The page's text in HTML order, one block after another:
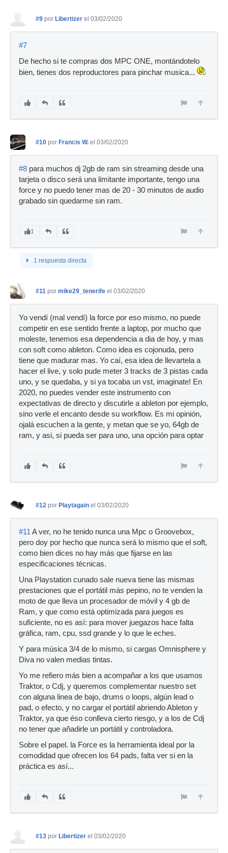
#9 por Libertizer el 03/02/2020
#7
De hecho si te compras dos MPC ONE, montándotelo
bien, tienes dos reproductores para pinchar musica...
#10 por Francis W. el 03/02/2020
#8 para muchos dj 2gb de ram sin streaming desde una
tarjeta o disco será una limitante importante, tengo una
force y no puedo tener mas de 20 - 30 minutos de audio
grabado sin quedarme sin ram.
1
1 respuesta directa
#11 por mike29_tenerife el 03/02/2020
Yo vendí (mal vendí) la force por eso mismo, no puede
competir en ese sentido frente a laptop, por mucho que
moleste, tenemos esa dependencia a dia de hoy, y mas
con soft como ableton. Como idea es cojonuda, pero
tiene que madurar mas. Yo caí, esa idea de llevartela a
hacer el live, y solo pude meter 3 tracks de 3 pistas cada
uno, y se quedaba, y si ya tocaba un vst, imaginate! En
2020, no puedes vender este instrumento con
expectativas de directo y discutirle a ableton por ejemplo,
sino verle el encanto desde su workflow. Es mi opinión,
ojalá escuchen a la gente, y metan que se yo, 64gb de
ram, y asi, si pueda ser para uno, una opción para optar
#12 por Playtagain el 03/02/2020
#11 A ver, no he tenido nunca una Mpc o Groovebox,
pero doy por hecho que nunca será lo mismo que el soft,
como bien dices no hay más que fijarse en las
especificaciones técnicas.
Una Playstation cunado sale nueva tiene las mismas
prestaciones que el portátil más pepino, no te venden la
moto de que lleva un procesador de móvil y 4 gb de
Ram, y que como está optimizada para juegos es
suficiente, no es así: para mover juegazos hace falta
gráfica, ram, cpu, ssd grande y lo que le eches.
Y para música 3/4 de lo mismo, si cargas Omnisphere y
Diva no valen medias tintas.
Yo me refiero más bien a acompañar a los que usamos
Traktor, o Cdj, y queremos complementar nuestro set
con alguna linea de bajo, drums o loops, algún lead o
pad, o efecto, y no cargar el portátil abriendo Ableton y
Traktor, ya que éso conlleva cierto riesgo, y a los de Cdj
no tener que añadirle un portátil y controladora.
Sobre el papel. la Force es la herramienta ideal por la
comodidad que ofrecen los 64 pads, falta ver si en la
práctica es así...
#13 por Libertizer el 03/02/2020